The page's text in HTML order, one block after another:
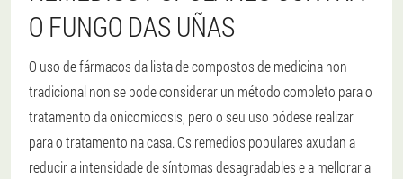
O FUNGO DAS UÑAS
O uso de fármacos da lista de compostos de medicina non
tradicional non se pode considerar un método completo para o
tratamento da onicomicosis, pero o seu uso pódese realizar
para o tratamento na casa. Os remedios populares axudan a
reducir a intensidade de síntomas desagradables e a mellorar a